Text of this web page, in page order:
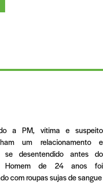
a PM, vítima e suspeito
um relacionamento e
se desentendido antes do
Homem de 24 anos foi
com roupas sujas de sangue